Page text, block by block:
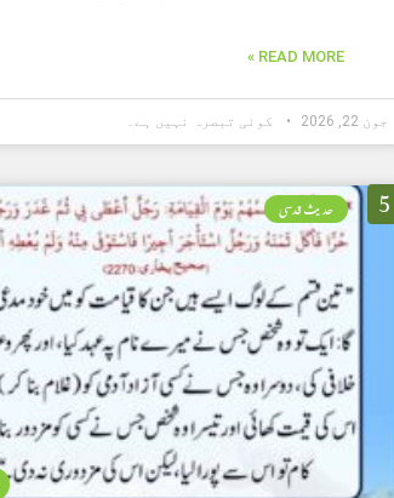
READ MORE »
جون 22, 2026 کوئی تبصرہ نہیں ہے۔
5 حدیث قدسی